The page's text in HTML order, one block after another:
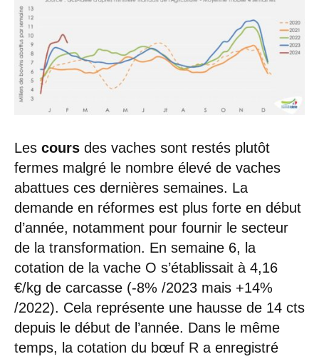
Les cours des vaches sont restés plutôt
fermes malgré le nombre élevé de vaches
abattues ces dernières semaines. La
demande en réformes est plus forte en début
d’année, notamment pour fournir le secteur
de la transformation. En semaine 6, la
cotation de la vache O s’établissait à 4,16
€/kg de carcasse (-8% /2023 mais +14%
/2022). Cela représente une hausse de 14 cts
depuis le début de l’année. Dans le même
temps, la cotation du bœuf R a enregistré